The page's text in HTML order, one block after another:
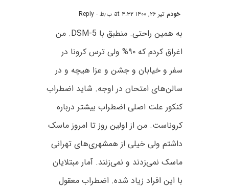
خودم تیر ۲۶, ۱۴۰۰ at ۴:۳۲ ب٫ظ - Reply
به همین راحتی. منطبق با DSM-5. من
اغراق کردم که ۹۰% ولی ترس کرونا در
سفر و خیابان و جشن و عزا هیچه و در
سالن‌های امتحان در اوجه. شاید اضطراب
کنکور علت اصلی اضطراب بیشتر درباره
کروناست. من از اولین روز تا امروز ماسک
داشتم ولی خیلی از همشهری‌های تهرانی
ماسک نمی‌زدند و نمی‌زنند. آمار مبتلایان
با این افراد زیاد شده. اضطراب معقول